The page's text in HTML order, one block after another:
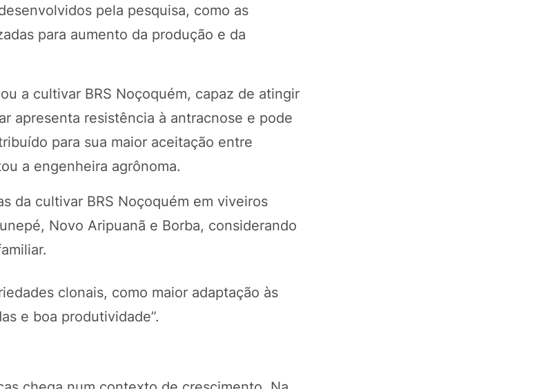
pela pesquisa, como as
para aumento da produção e da
a cultivar BRS Noçoquém, capaz de atingir
apresenta resistência à antracnose e pode
para sua maior aceitação entre
a engenheira agrônoma.
da cultivar BRS Noçoquém em viveiros
Novo Aripuanã e Borba, considerando
clonais, como maior adaptação às
e boa produtividade”.